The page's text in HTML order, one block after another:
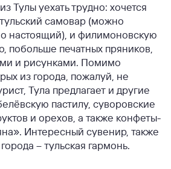
Тулы уехать трудно: хочется
самовар (можно
настоящий), и филимоновскую
побольше печатных пряников,
и рисунками. Помимо
из города, пожалуй, не
Тула предлагает и другие
пастилу, суворовские
и орехов, а также конфеты-
Интересный сувенир, также
– тульская гармонь.